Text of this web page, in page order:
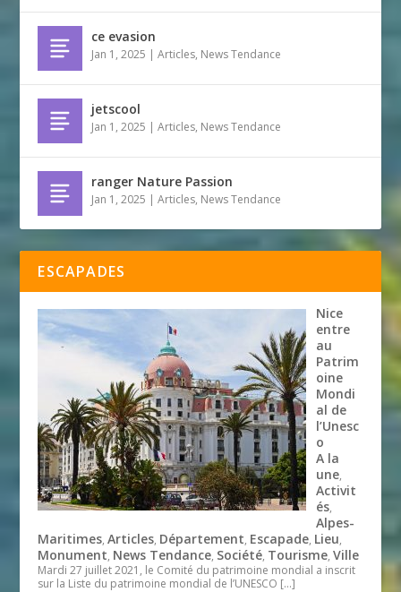
ce evasion
Jan 1, 2025 |Articles, News Tendance
jetscool
Jan 1, 2025 |Articles, News Tendance
ranger Nature Passion
Jan 1, 2025 |Articles, News Tendance
ESCAPADES
Nice
entre
au
Patrim
oine
Mondi
al de
l’Unesc
o
A la
une,
Activit
és,
Alpes-
Maritimes,Articles, Département, Escapade, Lieu,
Monument, News Tendance, Société, Tourisme,Ville
Mardi 27 juillet 2021, le Comité du patrimoine mondial a inscrit
sur la Liste du patrimoine mondial de l’UNESCO […]